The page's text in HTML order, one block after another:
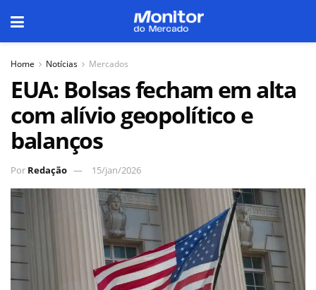
Home Notícias Mercados
EUA: Bolsas fecham em alta
com alívio geopolítico e
balanços
Por Redação 15/jan/2026